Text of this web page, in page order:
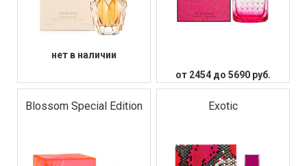
нет в наличии
от 2454 до 5690 руб.
Blossom Special Edition Exotic